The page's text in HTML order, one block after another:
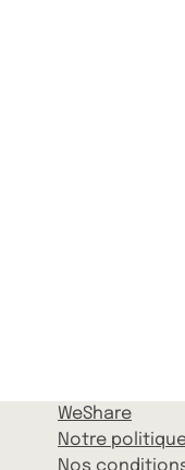
WeShare
Notre